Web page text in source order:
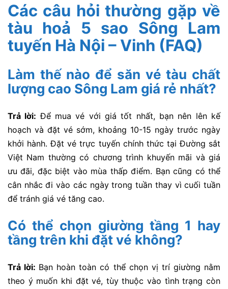
Các câu hỏi thường gặp về
tàu hoả 5 sao Sông Lam
tuyến Hà Nội – Vinh (FAQ)
Làm thế nào để săn vé tàu chất
lượng cao Sông Lam giá rẻ nhất?
Trả lời:Để mua vé với giá tốt nhất, bạn nên lên kế
hoạch và đặt vé sớm, khoảng 10-15 ngày trước ngày
khởi hành. Đặt vé trực tuyến chính thức tại Đường sắt
Việt Nam thường có chương trình khuyến mãi và giá
ưu đãi, đặc biệt vào mùa thấp điểm. Bạn cũng có thể
cân nhắc đi vào các ngày trong tuần thay vì cuối tuần
để tránh giá vé tăng cao.
Có thể chọn giường tầng 1 hay
tầng trên khi đặt vé không?
Trả lời: Bạn hoàn toàn có thể chọn vị trí giường nằm
theo ý muốn khi đặt vé, tùy thuộc vào tình trạng còn